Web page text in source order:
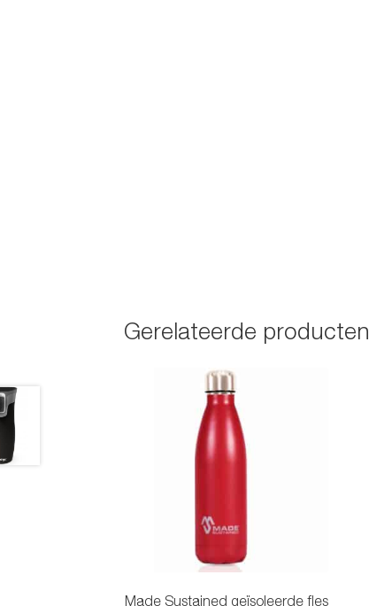
Gerelateerde producten
Made Sustained geïsoleerde fles